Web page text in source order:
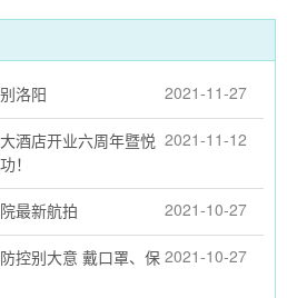
2021-11-27
洛阳
2021-11-12
酒店开业六周年暨悦
！
2021-10-27
最新航拍
2021-10-27
控别大意 戴口罩、保